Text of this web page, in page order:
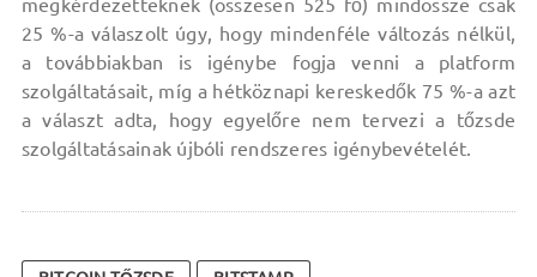
megkérdezetteknek (összesen 525 fő) mindössze csak
25 %-a válaszolt úgy, hogy mindenféle változás nélkül,
a továbbiakban is igénybe fogja venni a platform
szolgáltatásait, míg a hétköznapi kereskedők 75 %-a azt
a választ adta, hogy egyelőre nem tervezi a tőzsde
szolgáltatásainak újbóli rendszeres igénybevételét.